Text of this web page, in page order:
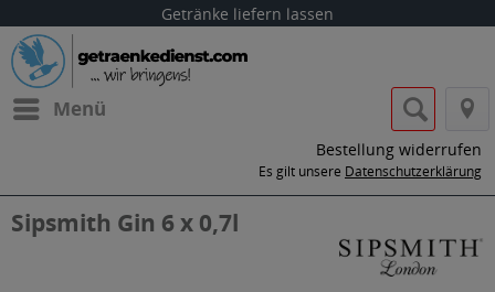
Getränke liefern lassen
Menü
Bestellung widerrufen
Es gilt unsere Datenschutzerklärung
Sipsmith Gin 6 x 0,7l